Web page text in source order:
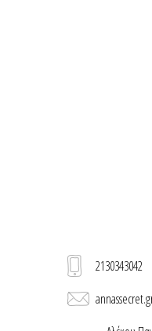
2130343042